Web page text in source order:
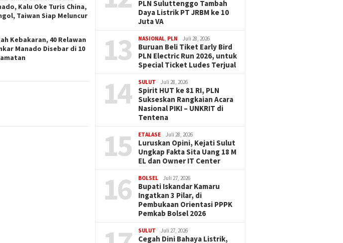
Kalu Oke Turis China,
Taiwan Siap Meluncur
Kebakaran, 40 Relawan
Manado Disebar di 10
PLN Suluttenggo Tambah
Daya Listrik PT JRBM ke 10
Juta VA
13 NASIONAL PLN Juli 28, 2026
Buruan Beli Tiket Early Bird
PLN Electric Run 2026, untuk
Special Ticket Ludes Terjual
14 SULUT Juli 28, 2026
Spirit HUT ke 81 RI, PLN
Sukseskan Rangkaian Acara
Nasional PIKI – UNKRIT di
Tentena
15 ETALASE Juli 28, 2026
Luruskan Opini, Kejati Sulut
Ungkap Fakta Sita Uang 18 M
EL dan Owner IT Center
16 BOLSEL Juli 27, 2026
Bupati Iskandar Kamaru
Ingatkan 3 Pilar, di
Pembukaan Orientasi PPPK
Pemkab Bolsel 2026
SULUT Juli 27, 2026
Cegah Dini Bahaya Listrik,